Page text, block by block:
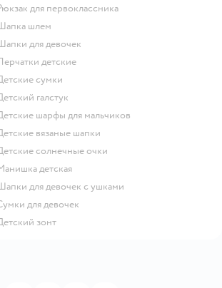
Рюкзак для первоклассника
Шапка шлем
Шапки для девочек
Перчатки детские
Детские сумки
Детский галстук
Детские шарфы для мальчиков
Детские вязаные шапки
Детские солнечные очки
Манишка детская
Шапки для девочек с ушками
Сумки для девочек
Детский зонт